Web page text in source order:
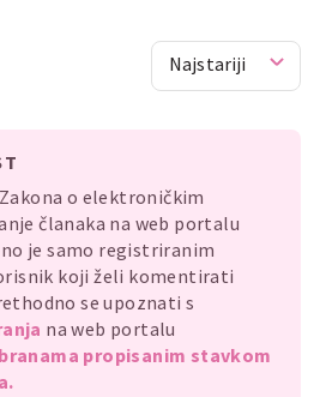
Najstariji
o elektroničkim
članaka na web portalu
je samo registriranim
koji želi komentirati
se upoznati s
na web portalu
propisanim stavkom